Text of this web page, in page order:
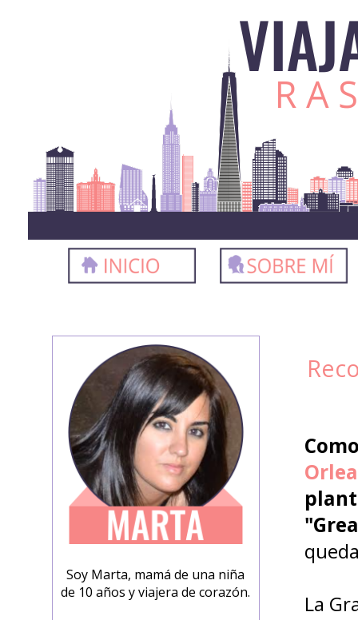
La
Soy Marta, mamá de una niña
de 10 años y viajera de corazón.